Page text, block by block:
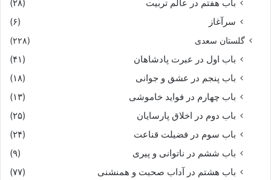
باب هفتم در عالم تربیت
(۲۸)
سرآغاز
(۶)
گلستان سعدی (۲۲۸)
باب اول در عبرت پادشاهان
(۴۱)
باب پنجم در عشق و جوانى
(۱۸)
باب چهارم در فواید خاموشى
(۱۳)
باب دوم در اخلاق پارسایان
(۲۵)
باب سوم در فضیلت قناعت
(۲۴)
باب ششم در ناتوانى و پیرى
(۹)
باب هشتم در آداب صحبت و همنشنى
(۷۷)